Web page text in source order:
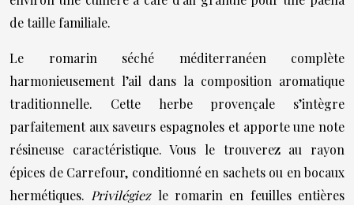
de taille familiale.
Le romarin séché méditerranéen complète
harmonieusement l’ail dans la composition aromatique
traditionnelle. Cette herbe provençale s’intègre
parfaitement aux saveurs espagnoles et apporte une note
résineuse caractéristique. Vous le trouverez au rayon
épices de Carrefour, conditionné en sachets ou en bocaux
hermétiques. Privilégiez le romarin en feuilles entières